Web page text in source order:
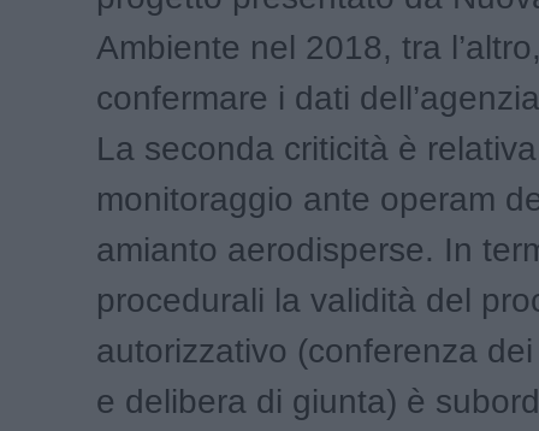
Ambiente nel 2018, tra
confermare i dati
La seconda criticità è
monitoraggio ante operam
amianto aerodisperse. In
procedurali la validità del
autorizzativo (conferenza
e delibera di giunta) è